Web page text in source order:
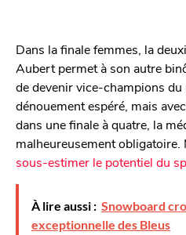
Dans la finale femmes, la
Aubert permet à son autre
de devenir vice-champions du
dénouement espéré, mais
dans une finale à quatre, la
malheureusement obligatoire.
sous-estimer le potentiel du
À lire aussi : Snowboard
exceptionnelle des Bleus